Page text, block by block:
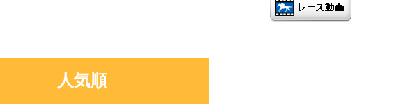
人気順